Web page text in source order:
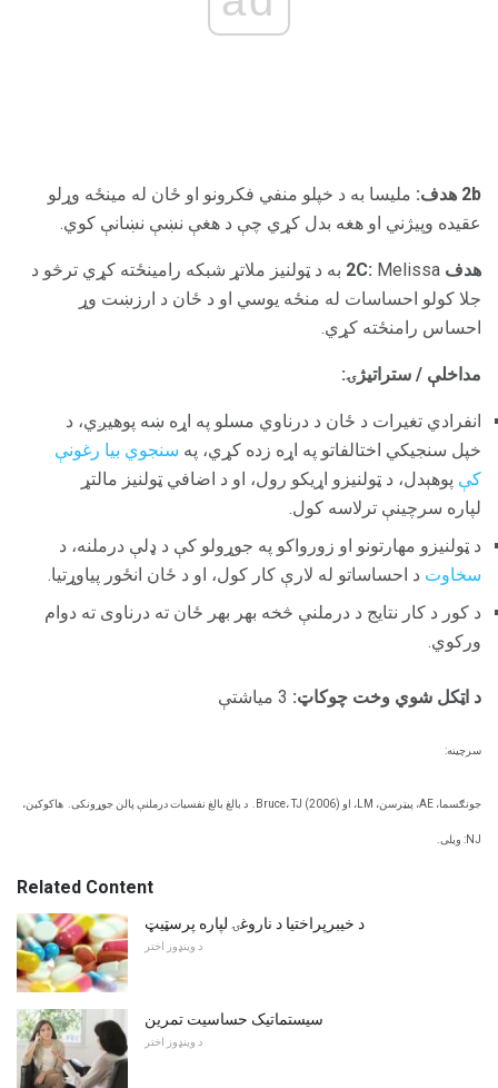
2b هدف:
ملیسا به د خپلو منفي فکرونو او ځان له مینځه وړلو
عقیده وپیژني او هغه بدل کړي چې د هغې نښې نښانې کوي.
هدف 2C:
Melissa به د ټولنیز ملاتړ شبکه رامینځته کړي ترڅو د
جلا کولو احساسات له منځه یوسي او د ځان د ارزښت وړ
احساس رامنځته کړي.
مداخلې / ستراتیژۍ:
انفرادي تغیرات د ځان د درناوي مسلو په اړه ښه پوهیږي، د
خپل سنجیکي اختالفاتو په اړه زده کړي، په سنجوي بیا رغونې
کې پوهېدل، د ټولنیزو اړیکو رول، او د اضافي ټولنیز مالتړ
لپاره سرچینې ترلاسه کول.
د ټولنیزو مهارتونو او زورواکو په جوړولو کې د ډلې درملنه، د
سخاوت د احساساتو له لارې کار کول، او د ځان انځور پیاوړتیا.
د کور د کار نتایج د درملنې څخه بهر بهر ځان ته درناوی ته دوام
ورکوي.
د اټکل شوي وخت چوکاټ:
سرچینه:
جونګسما، AE، پیټرسن، LM، او Bruce، TJ (2006). د بالغ بالغ نفسیات درملنې پالن جوړونکی. هاکوکین،
NJ: ویلی.
Related Content
د خیبرپراختیا د ناروغۍ لپاره پرسټیټ
د وینډوز اختر
سیستماتیک حساسیت تمرین
د وینډوز اختر